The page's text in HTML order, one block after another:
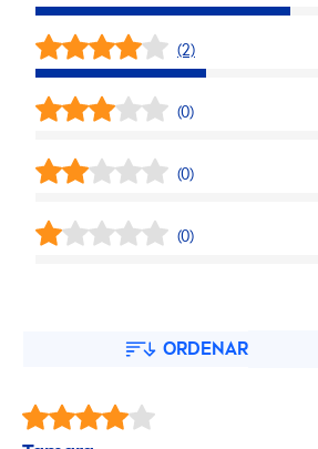
(2)
(0)
(0)
(0)
ORDENAR